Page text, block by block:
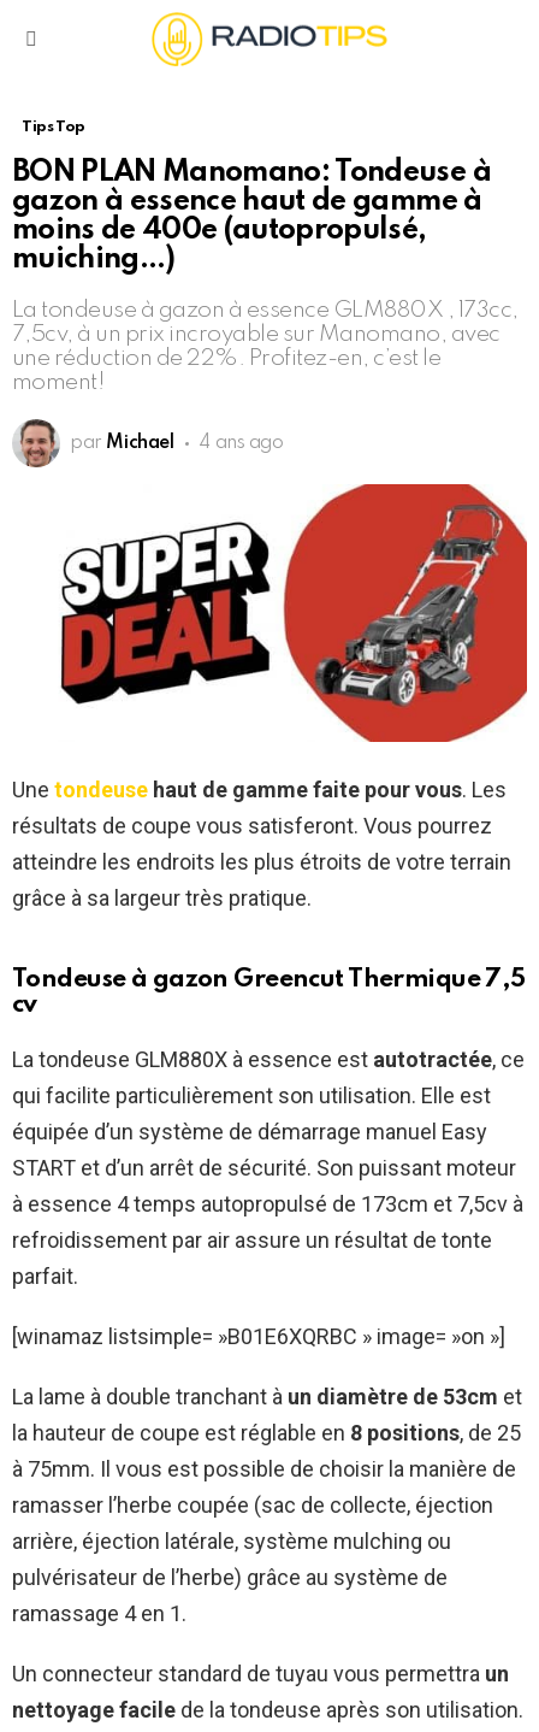
Tips Top
BON PLAN Manomano: Tondeuse à
gazon à essence haut de gamme à
moins de 400e (autopropulsé,
muiching…)
La tondeuse à gazon à essence GLM880X , 173cc,
7,5cv, à un prix incroyable sur Manomano, avec
une réduction de 22%. Profitez-en, c’est le
moment!
par Michael 4 ans ago
Une tondeuse haut de gamme faite pour vous. Les
résultats de coupe vous satisferont. Vous pourrez
atteindre les endroits les plus étroits de votre terrain
grâce à sa largeur très pratique.
Tondeuse à gazon Greencut Thermique 7,5
cv
La tondeuse GLM880X à essence est autotractée, ce
qui facilite particulièrement son utilisation. Elle est
équipée d’un système de démarrage manuel Easy
START et d’un arrêt de sécurité. Son puissant moteur
à essence 4 temps autopropulsé de 173cm et 7,5cv à
refroidissement par air assure un résultat de tonte
parfait.
[winamaz listsimple= »B01E6XQRBC » image= »on »]
La lame à double tranchant à un diamètre de 53cm et
la hauteur de coupe est réglable en 8 positions, de 25
à 75mm. Il vous est possible de choisir la manière de
ramasser l’herbe coupée (sac de collecte, éjection
arrière, éjection latérale, système mulching ou
pulvérisateur de l’herbe) grâce au système de
ramassage 4 en 1.
Un connecteur standard de tuyau vous permettra un
nettoyage facile de la tondeuse après son utilisation.